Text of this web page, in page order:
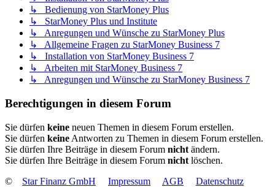
↳ Bedienung von StarMoney Plus
↳ StarMoney Plus und Institute
↳ Anregungen und Wünsche zu StarMoney Plus
↳ Allgemeine Fragen zu StarMoney Business 7
↳ Installation von StarMoney Business 7
↳ Arbeiten mit StarMoney Business 7
↳ Anregungen und Wünsche zu StarMoney Business 7
Berechtigungen in diesem Forum
Sie dürfen keine neuen Themen in diesem Forum erstellen.
Sie dürfen keine Antworten zu Themen in diesem Forum erstellen.
Sie dürfen Ihre Beiträge in diesem Forum nicht ändern.
Sie dürfen Ihre Beiträge in diesem Forum nicht löschen.
©
Star Finanz GmbH Impressum AGB
Datenschutz